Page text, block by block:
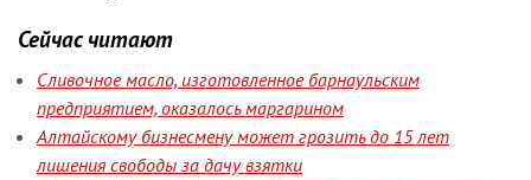
Сейчас читают
Сливочное масло, изготовленное барнаульским
предприятием, оказалось маргарином
Алтайскому бизнесмену может грозить до 15 лет
лишения свободы за дачу взятки